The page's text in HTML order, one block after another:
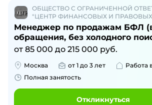
ОБЩЕСТВО С ОГРАНИЧЕННОЙ
"ЦЕНТР ФИНАНСОВЫХ И
Менеджер по продажам БФЛ
обращения, без холодного
от 85 000 до 215 000 руб.
Москва от 1 до 3 лет
Работа
Полная занятость
Откликнуться